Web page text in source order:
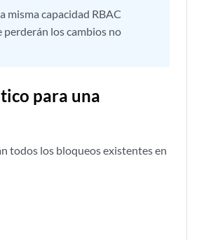
misma capacidad RBAC
perderán los cambios no
para una
todos los bloqueos existentes en